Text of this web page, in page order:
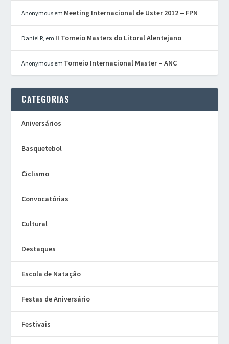
Anonymous em Meeting Internacional de Uster 2012 – FPN
Daniel R, em II Torneio Masters do Litoral Alentejano
Anonymous em Torneio Internacional Master – ANC
CATEGORIAS
Aniversários
Basquetebol
Ciclismo
Convocatórias
Cultural
Destaques
Escola de Natação
Festas de Aniversário
Festivais